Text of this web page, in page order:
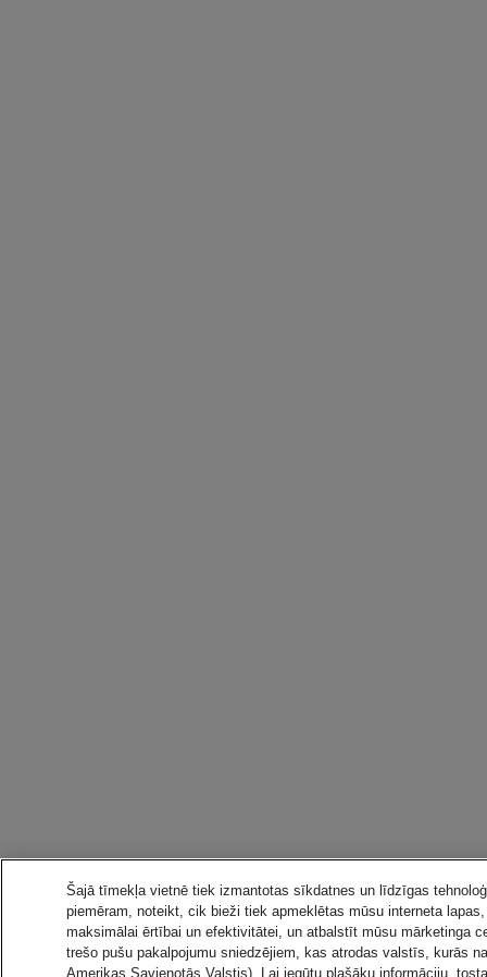
Šajā tīmekļa vietnē tiek izmantotas sīkdatnes un līdzīgas
piemēram, noteikt, cik bieži tiek apmeklētas mūsu interneta
maksimālai ērtībai un efektivitātei, un atbalstīt mūsu mārketinga
trešo pušu pakalpojumu sniedzējiem, kas atrodas valstīs, kurās
Amerikas Savienotās Valstis). Lai iegūtu plašāku informāciju,